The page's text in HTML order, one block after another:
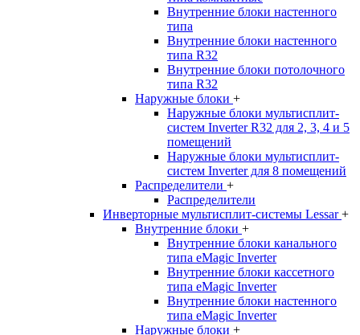
Внутренние блоки настенного
типа
Внутренние блоки настенного
типа R32
Внутренние блоки потолочного
типа R32
Наружные блоки +
Наружные блоки мультисплит-
систем Inverter R32 для 2, 3, 4 и 5
помещений
Наружные блоки мультисплит-
систем Inverter для 8 помещений
Распределители +
Распределители
Инверторные мультисплит-системы Lessar+
Внутренние блоки +
Внутренние блоки канального
типа eMagic Inverter
Внутренние блоки кассетного
типа eMagic Inverter
Внутренние блоки настенного
типа eMagic Inverter
Наружные блоки +